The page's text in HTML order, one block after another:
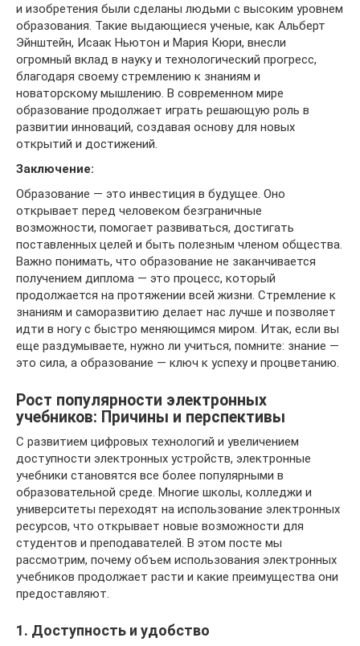
и изобретения были сделаны людьми с высоким уровнем
образования. Такие выдающиеся ученые, как Альберт
Эйнштейн, Исаак Ньютон и Мария Кюри, внесли
огромный вклад в науку и технологический прогресс,
благодаря своему стремлению к знаниям и
новаторскому мышлению. В современном мире
образование продолжает играть решающую роль в
развитии инноваций, создавая основу для новых
открытий и достижений.
Заключение:
Образование — это инвестиция в будущее. Оно
открывает перед человеком безграничные
возможности, помогает развиваться, достигать
поставленных целей и быть полезным членом общества.
Важно понимать, что образование не заканчивается
получением диплома — это процесс, который
продолжается на протяжении всей жизни. Стремление к
знаниям и саморазвитию делает нас лучше и позволяет
идти в ногу с быстро меняющимся миром. Итак, если вы
еще раздумываете, нужно ли учиться, помните: знание —
это сила, а образование — ключ к успеху и процветанию.
Рост популярности электронных
учебников: Причины и перспективы
С развитием цифровых технологий и увеличением
доступности электронных устройств, электронные
учебники становятся все более популярными в
образовательной среде. Многие школы, колледжи и
университеты переходят на использование электронных
ресурсов, что открывает новые возможности для
студентов и преподавателей. В этом посте мы
рассмотрим, почему объем использования электронных
учебников продолжает расти и какие преимущества они
предоставляют.
1. Доступность и удобство